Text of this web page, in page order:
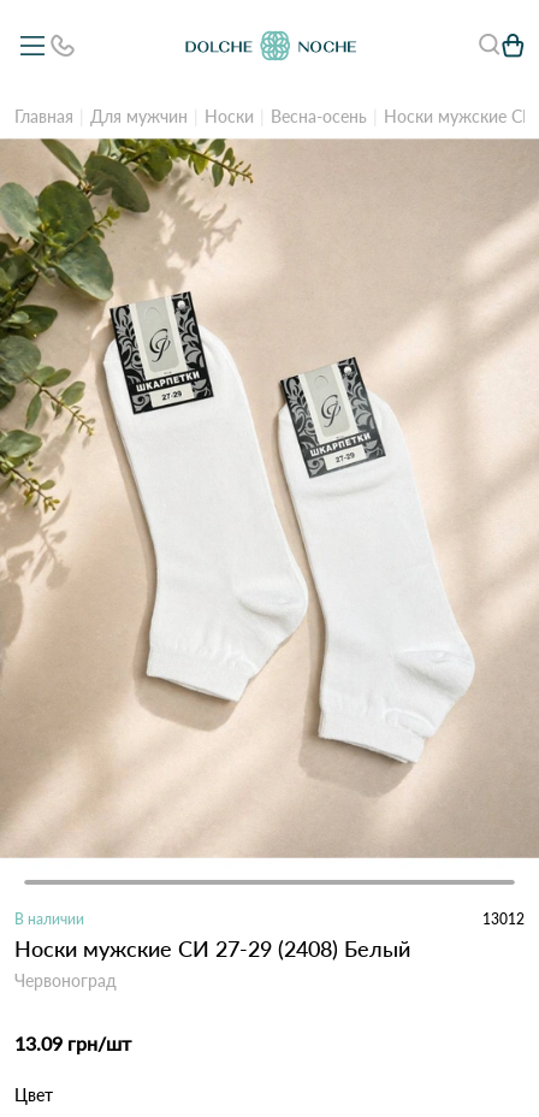
Главная Для мужчин Носки Весна-осень Носки мужские
В наличии 13012
Носки мужские СИ 27-29 (2408) Белый
Червоноград
13.09 грн/шт
Цвет